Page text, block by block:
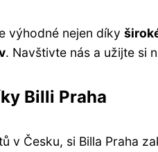
výhodné nejen díky
. Navštivte nás a užijte si
Billi Praha
v Česku, si Billa Praha